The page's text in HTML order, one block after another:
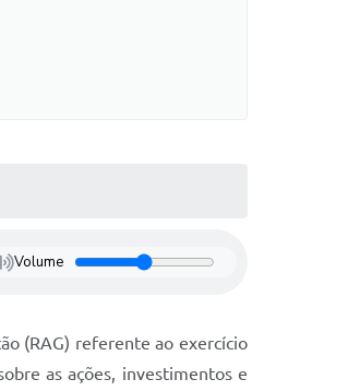
Volume
(RAG) referente ao exercício
as ações, investimentos e